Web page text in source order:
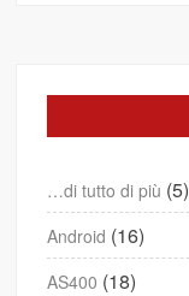
…di tutto di più (5)
Android (16)
AS400 (18)